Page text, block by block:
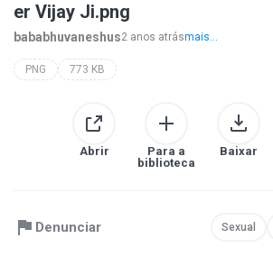
er Vijay Ji.png
bababhuvaneshus2 anos atrásmais...
PNG 773 KB
Abrir
Para a
biblioteca
Baixar
Denunciar Sexual